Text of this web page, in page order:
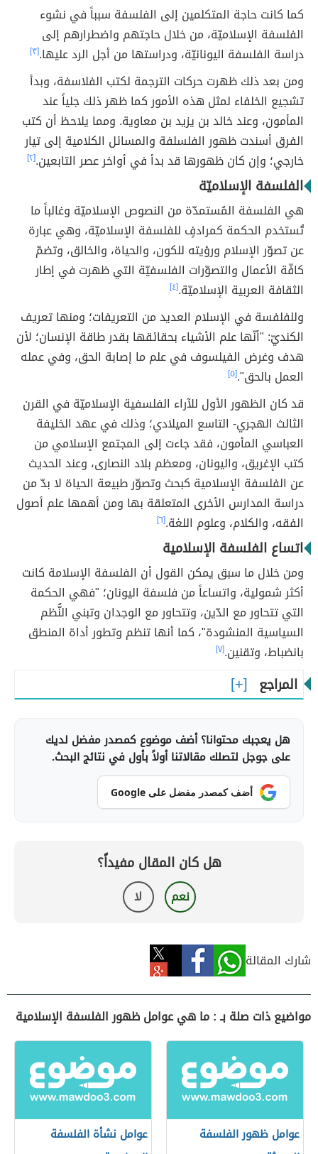
كما كانت حاجة المتكلمين إلى الفلسفة سبباً في نشوء
الفلسفة الإسلاميّة، من خلال حاجتهم واضطرارهم إلى
دراسة الفلسفة اليونانيّة، ودراستها من أجل الرد عليها.[٣]
ومن بعد ذلك ظهرت حركات الترجمة لكتب الفلاسفة، وبدأ
تشجيع الخلفاء لمثل هذه الأمور كما ظهر ذلك جلياً عند
المأمون، وعند خالد بن يزيد بن معاوية. ومما يلاحظ أن كتب
الفرق أسندت ظهور الفلسلفة والمسائل الكلامية إلى تيار
خارجي؛ وإن كان ظهورها قد بدأ في أواخر عصر التابعين.[٢]
الفلسفة الإسلاميّة
هي الفلسفة المُستمدّة من النصوص الإسلاميّة وغالباً ما
تُستخدم الحكمة كمرادفٍ للفلسفة الإسلاميّة، وهي عبارة
عن تصوّر الإسلام ورؤيته للكون، والحياة، والخالق، وتضمّ
كافّة الأعمال والتصوّرات الفلسفيّة التي ظهرت في إطار
الثقافة العربية الإسلاميّة.[٤]
وللفلفسة في الإسلام العديد من التعريفات؛ ومنها تعريف
الكنديّ: "أنّها علم الأشياء بحقائقها بقدر طاقة الإنسان؛ لأن
هدف وغرض الفيلسوف في علم ما إصابة الحق، وفي عمله
العمل بالحق".[٥]
قد كان الظهور الأول للآراء الفلسفية الإسلاميّة في القرن
الثالث الهجري- التاسع الميلادي؛ وذلك في عهد الخليفة
العباسي المأمون، فقد جاءت إلى المجتمع الإسلامي من
كتب الإغريق، واليونان، ومعظم بلاد النصارى، وعند الحديث
عن الفلسفة الإسلامية كبحث وتصوّر طبيعة الحياة لا بدّ من
دراسة المدارس الأخرى المتعلقة بها ومن أهمها علم أصول
الفقه، والكلام، وعلوم اللغة.[٦]
اتساع الفلسفة الإسلامية
ومن خلال ما سبق يمكن القول أن الفلسفة الإسلامة كانت
أكثر شمولية، واتساعاً من فلسفة اليونان؛ "فهي الحكمة
التي تتحاور مع الدّين، وتتحاور مع الوجدان وتبني النُّظم
السياسية المنشودة"، كما أنها تنظم وتطور أداة المنطق
بانضباط، وتقنين.[٧]
المراجع
هل يعجبك محتوانا؟ أضف موضوع كمصدر مفضل لديك
على جوجل لتصلك مقالاتنا أولاً بأول في نتائج البحث.
أضف كمصدر مفضل على Google
هل كان المقال مفيداً؟
نعم لا
شارك المقالة
مواضيع ذات صلة بـ : ما هي عوامل ظهور الفلسفة الإسلامية
عوامل ظهور الفلسفة
عوامل نشأة الفلسفة